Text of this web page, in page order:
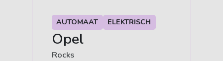
AUTOMAAT ELEKTRISCH
Opel
Rocks